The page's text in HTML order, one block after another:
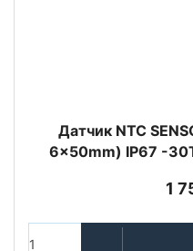
Датчик NTC
6x50mm) IP67 -
1